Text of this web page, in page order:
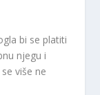
bi se platiti
njegu i
više ne